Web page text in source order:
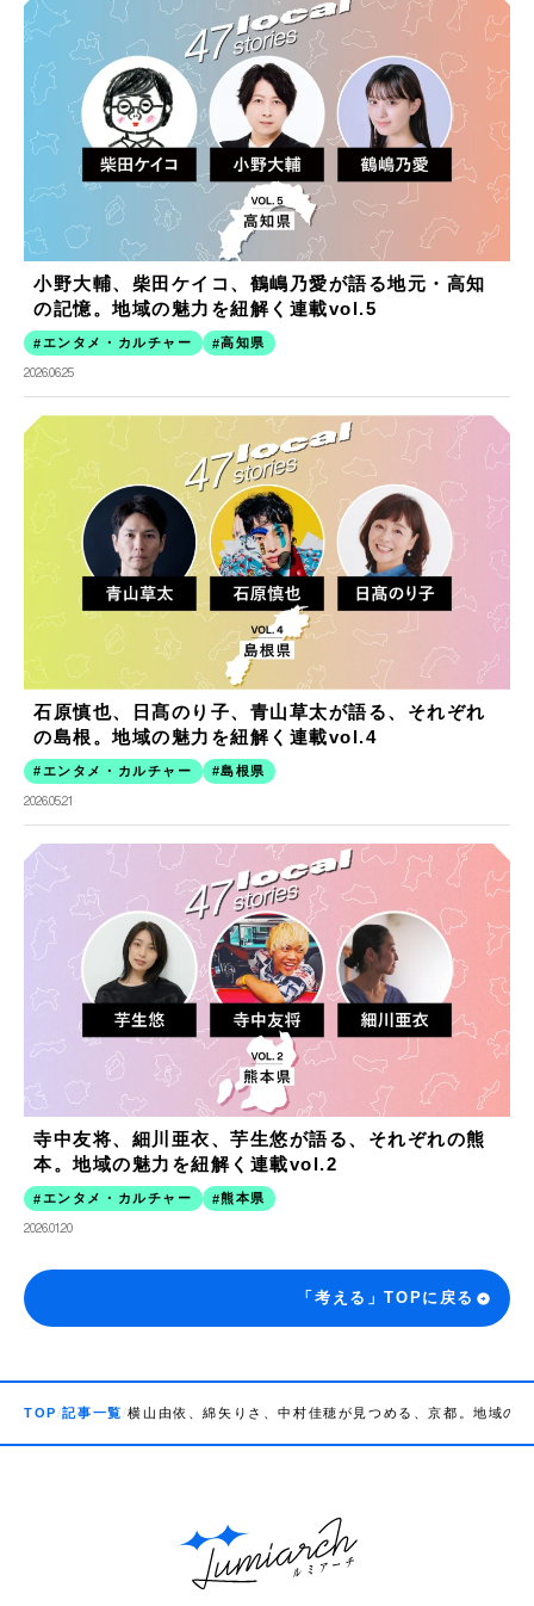
小野大輔、柴田ケイコ、鶴嶋乃愛が語る地元・高知
の記憶。地域の魅力を紐解く連載vol.5
エンタメ・カルチャー 高知県
2026.06.25
石原慎也、日髙のり子、青山草太が語る、それぞれ
の島根。地域の魅力を紐解く連載vol.4
エンタメ・カルチャー 島根県
2026.05.21
寺中友将、細川亜衣、芋生悠が語る、それぞれの熊
本。地域の魅力を紐解く連載vol.2
エンタメ・カルチャー 熊本県
2026.01.20
「考える」TOPに戻る
TOP 記事一覧 横山由依、綿矢りさ、中村佳穂が見つめる、京都。地域の